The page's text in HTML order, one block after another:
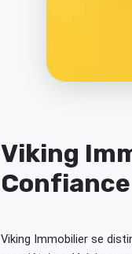
Viking
Confiance
Viking Immobilier se